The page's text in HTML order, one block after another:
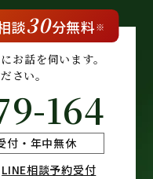
談30分無料※
お話を伺います。
さい。
164
付・年中無休
LINE相談予約受付